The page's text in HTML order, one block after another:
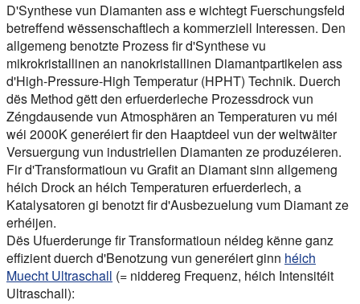
D'Synthese vun Diamanten ass e wichtegt Fuerschungsfeld
betreffend wëssenschaftlech a kommerziell Interessen. Den
allgemeng benotzte Prozess fir d'Synthese vu
mikrokristallinen an nanokristallinen Diamantpartikelen ass
d'High-Pressure-High Temperatur (HPHT) Technik. Duerch
dës Method gëtt den erfuerderleche Prozessdrock vun
Zéngdausende vun Atmosphären an Temperaturen vu méi
wéi 2000K generéiert fir den Haaptdeel vun der weltwäiter
Versuergung vun industriellen Diamanten ze produzéieren.
Fir d'Transformatioun vu Grafit an Diamant sinn allgemeng
héich Drock an héich Temperaturen erfuerderlech, a
Katalysatoren gi benotzt fir d'Ausbezuelung vum Diamant ze
erhéijen.
Dës Ufuerderunge fir Transformatioun néideg kënne ganz
effizient duerch d'Benotzung vun generéiert ginn héich
Muecht Ultraschall (= niddereg Frequenz, héich Intensitéit
Ultraschall):